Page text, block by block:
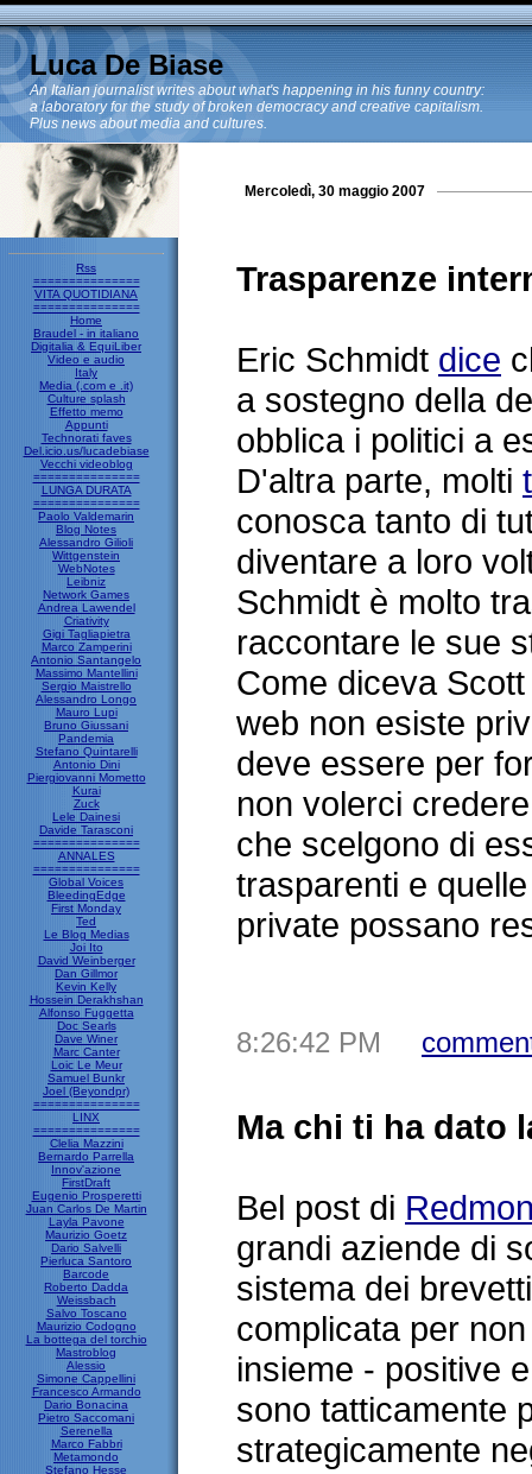
Luca De Biase
An Italian journalist writes about what's happening in his funny country:
a laboratory for the study of broken democracy and creative capitalism.
Plus news about media and cultures.
Rss
===============
VITA QUOTIDIANA
===============
Home
Braudel - in italiano
Digitalia & EquiLiber
Video e audio
Italy
Media (.com e .it)
Culture splash
Effetto memo
Appunti
Technorati faves
Del.icio.us/lucadebiase
Vecchi videoblog
===============
LUNGA DURATA
===============
Paolo Valdemarin
Blog Notes
Alessandro Gilioli
Wittgenstein
WebNotes
Leibniz
Network Games
Andrea Lawendel
Criativity
Gigi Tagliapietra
Marco Zamperini
Antonio Santangelo
Massimo Mantellini
Sergio Maistrello
Alessandro Longo
Mauro Lupi
Bruno Giussani
Pandemia
Stefano Quintarelli
Antonio Dini
Piergiovanni Mometto
Kurai
Zuck
Lele Dainesi
Davide Tarasconi
===============
ANNALES
===============
Global Voices
BleedingEdge
First Monday
Ted
Le Blog Medias
Joi Ito
David Weinberger
Dan Gillmor
Kevin Kelly
Hossein Derakhshan
Alfonso Fuggetta
Doc Searls
Dave Winer
Marc Canter
Loic Le Meur
Samuel Bunkr
Joel (Beyondpr)
===============
LINX
===============
Clelia Mazzini
Bernardo Parrella
Innov'azione
FirstDraft
Eugenio Prosperetti
Juan Carlos De Martin
Layla Pavone
Maurizio Goetz
Dario Salvelli
Pierluca Santoro
Barcode
Roberto Dadda
Weissbach
Salvo Toscano
Maurizio Codogno
La bottega del torchio
Mastroblog
Alessio
Simone Cappellini
Francesco Armando
Dario Bonacina
Pietro Saccomani
Serenella
Marco Fabbri
Metamondo
Stefano Hesse
Mercoledì, 30 maggio 2007
Trasparenze
Eric Schmidt dice
a sostegno della
obblica i politici a
D'altra parte, molti
conosca tanto di
diventare a loro
Schmidt è molto
raccontare le sue
Come diceva
web non esiste
deve essere per
non volerci
che scelgono di
trasparenti e
private possano
8:26:42 PM
Ma chi ti ha dato
Bel post di
grandi aziende di
sistema dei
complicata per
insieme - positive
sono tatticamente
strategicamente